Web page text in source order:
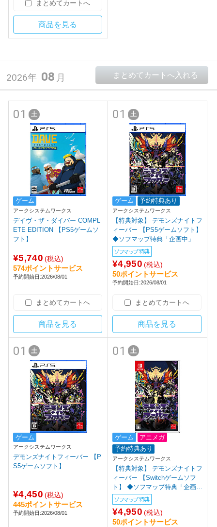
まとめてカートへ
商品を見る
2026年 08 月
01 土
ゲーム
アークシステムワークス
デイヴ・ザ・ダイバー COMPL
ETE EDITION 【PS5ゲームソ
フト】
¥5,740 (税込)
574ポイントサービス
予約開始日:2026/08/01
まとめてカートへ
商品を見る
01 土
ゲーム 予約特典あり
アークシステムワークス
【特典対象】 デモンズナイトフ
ィーバー 【PS5ゲームソフト】
◆ソフマップ特典「企画中」
ソフマップ特典
¥4,950 (税込)
50ポイントサービス
予約開始日:2026/08/01
まとめてカートへ
商品を見る
01 土
ゲーム
アークシステムワークス
デモンズナイトフィーバー 【P
S5ゲームソフト】
¥4,450 (税込)
445ポイントサービス
予約開始日:2026/08/01
01 土
ゲーム
アニメガ
予約特典あり
アークシステムワークス
【特典対象】 デモンズナイトフ
ィーバー 【Switchゲームソフ
ト】 ◆ソフマップ特典「企画
中」
ソフマップ特典
¥4,950 (税込)
50ポイントサービス